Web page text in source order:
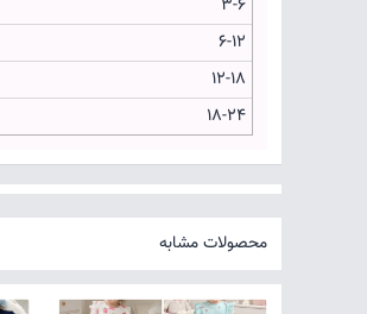
3-6
6-12
12-18
18-24
محصولات مشابه